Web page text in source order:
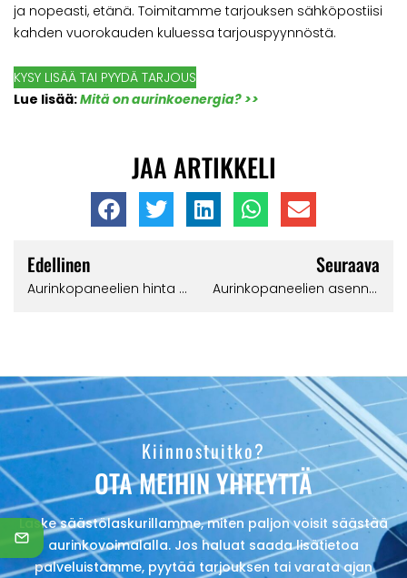
ja nopeasti, etänä. Toimitamme tarjouksen sähköpostiisi
kahden vuorokauden kuluessa tarjouspyynnöstä.
KYSY LISÄÄ TAI PYYDÄ TARJOUS
Lue lisää:Mitä on aurinkoenergia? >>
JAA ARTIKKELI
Edellinen
Aurinkopaneelien hinta asennettuna – mitä on tärkeää tietää?
Seuraava
Aurinkopaneelien asennus itse
Kiinnostuitko?
OTA MEIHIN YHTEYTTÄ
Laske säästölaskurillamme, miten paljon voisit säästää
aurinkovoimalalla. Jos haluat saada lisätietoa
palveluistamme, pyytää tarjouksen tai varata ajan